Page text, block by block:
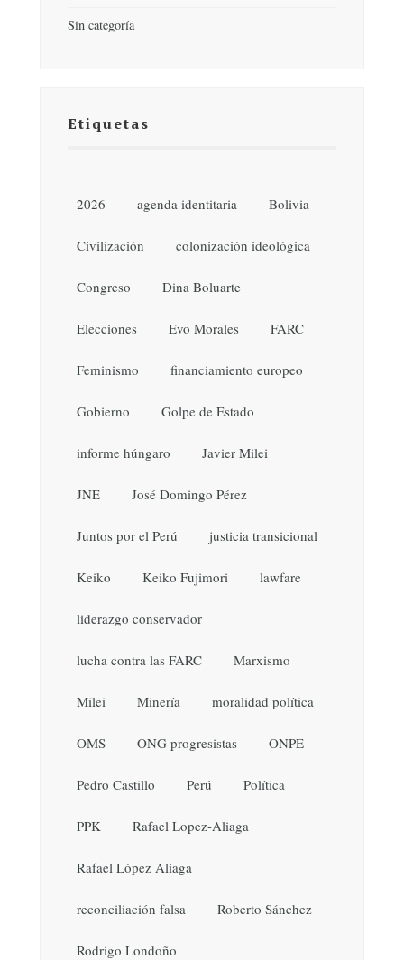
Sin categoría
Etiquetas
2026 agenda identitaria Bolivia
Civilización colonización ideológica
Congreso Dina Boluarte
Elecciones Evo Morales FARC
Feminismo financiamiento europeo
Gobierno Golpe de Estado
informe húngaro Javier Milei
JNE José Domingo Pérez
Juntos por el Perú justicia transicional
Keiko Keiko Fujimori lawfare
liderazgo conservador
lucha contra las FARC Marxismo
Milei Minería moralidad política
OMS ONG progresistas ONPE
Pedro Castillo Perú Política
PPK Rafael Lopez-Aliaga
Rafael López Aliaga
reconciliación falsa Roberto Sánchez
Rodrigo Londoño